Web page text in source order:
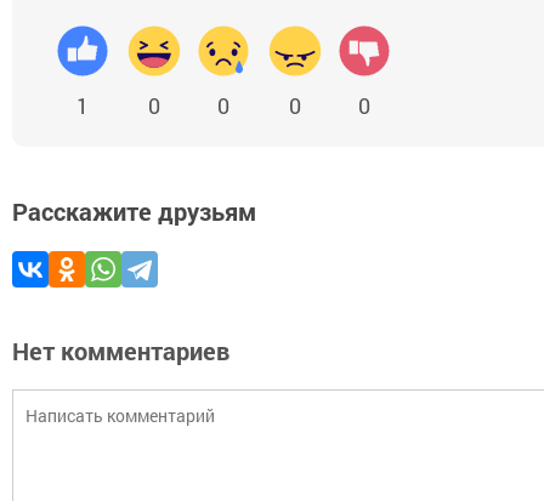
1 0 0 0 0
Расскажите друзьям
Нет комментариев